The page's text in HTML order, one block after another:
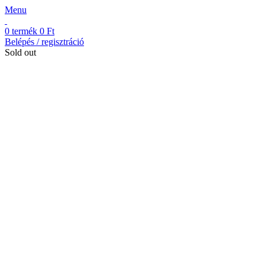
Menu
0 termék 0 Ft
Belépés / regisztráció
Sold out